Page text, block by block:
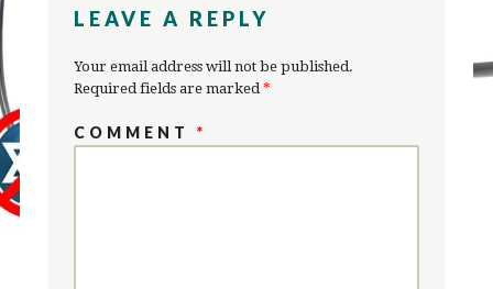
LEAVE A REPLY
Your email address will not be published.
Required fields are marked*
COMMENT*